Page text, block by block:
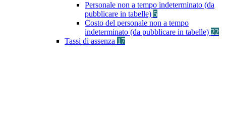
Personale non a tempo indeterminato (da
pubblicare in tabelle) 5
Costo del personale non a tempo
indeterminato (da pubblicare in tabelle) 22
Tassi di assenza 17